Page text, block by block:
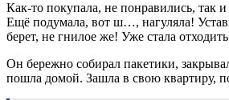
Как-то покупала, не понравились, так
Ещё подумала, вот ш…, нагуляла!
берет, не гнилое же! Уже стала
Он бережно собирал пакетики,
пошла домой. Зашла в свою квартиру,